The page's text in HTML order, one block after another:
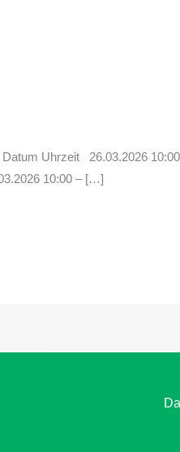
Uhrzeit 26.03.2026
10:00 – […]